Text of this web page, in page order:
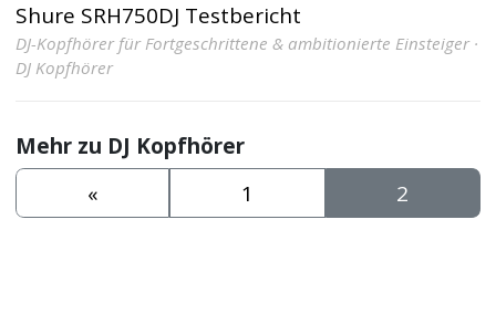
Shure SRH750DJ Testbericht
DJ-Kopfhörer für Fortgeschrittene & ambitionierte Einsteiger ·
DJ Kopfhörer
Mehr zu DJ Kopfhörer
«
1 2